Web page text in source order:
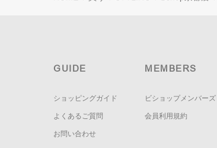
GUIDE
ショッピングガイド
よくあるご質問
お問い合わせ
MEMBERS
ビショップメンバーズ
会員利用規約